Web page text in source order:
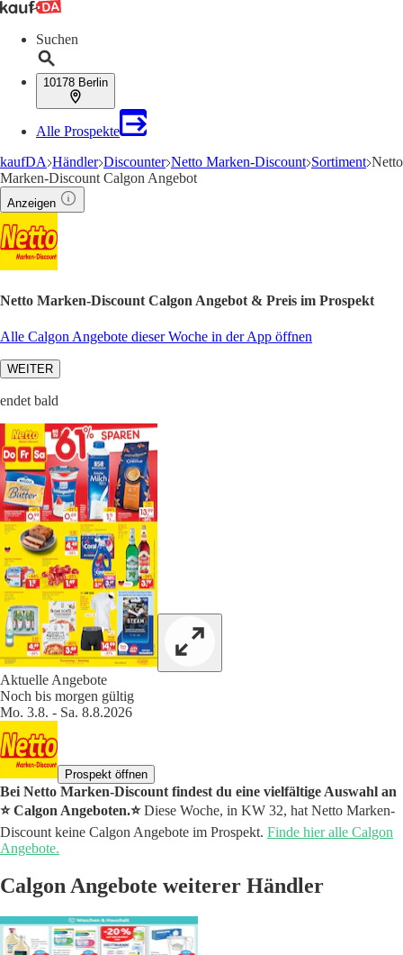
Suchen
10178 Berlin
Alle Prospekte
kaufDA Händler Discounter Netto Marken-Discount Sortiment Netto
Marken-Discount Calgon Angebot
Anzeigen
Netto Marken-Discount Calgon Angebot & Preis im Prospekt
Alle Calgon Angebote dieser Woche in der App öffnen
WEITER
endet bald
Aktuelle Angebote
Noch bis morgen gültig
Mo. 3.8. - Sa. 8.8.2026
Prospekt öffnen
Bei Netto Marken-Discount findest du eine vielfältige Auswahl an
⭐️ Calgon Angeboten.⭐️Diese Woche, in KW 32, hat Netto Marken-
Discount keine Calgon Angebote im Prospekt. Finde hier alle Calgon
Angebote.
Calgon Angebote weiterer Händler